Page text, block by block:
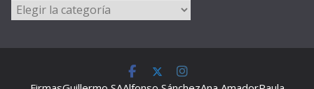
Categorías